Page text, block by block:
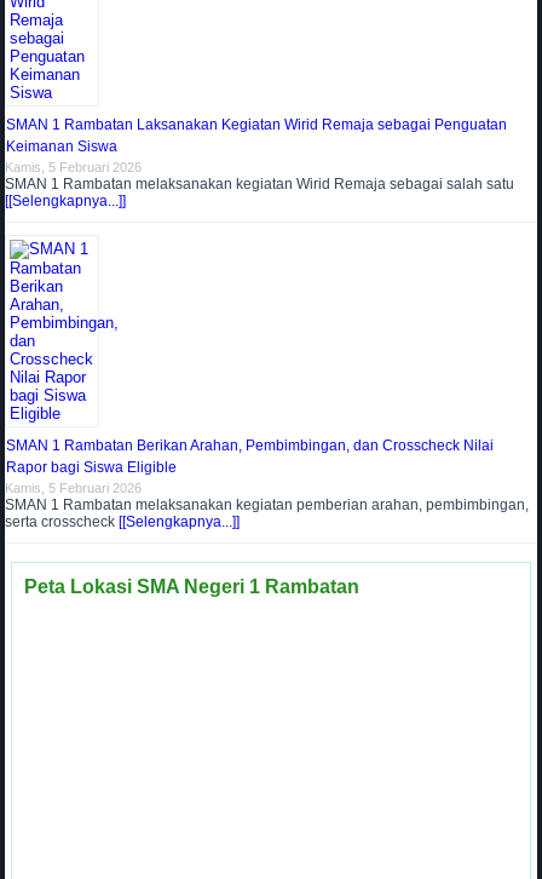
SMAN 1 Rambatan Laksanakan Kegiatan Wirid Remaja sebagai Penguatan
Keimanan Siswa
Kamis, 5 Februari 2026
SMAN 1 Rambatan melaksanakan kegiatan Wirid Remaja sebagai salah satu
[[Selengkapnya...]]
SMAN 1 Rambatan Berikan Arahan, Pembimbingan, dan Crosscheck Nilai
Rapor bagi Siswa Eligible
Kamis, 5 Februari 2026
SMAN 1 Rambatan melaksanakan kegiatan pemberian arahan, pembimbingan,
serta crosscheck [[Selengkapnya...]]
Peta Lokasi SMA Negeri 1 Rambatan